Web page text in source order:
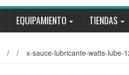
EQUIPAMIENTO TIENDAS
/ / x-sauce-lubricante-watts-lube-